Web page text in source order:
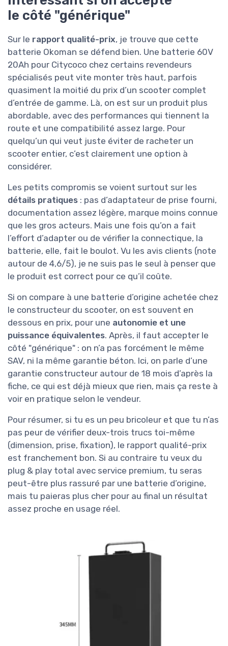
le côté "générique"
Sur le rapport qualité-prix, je trouve que cette
batterie Okoman se défend bien. Une batterie 60V
20Ah pour Citycoco chez certains revendeurs
spécialisés peut vite monter très haut, parfois
quasiment la moitié du prix d’un scooter complet
d’entrée de gamme. Là, on est sur un produit plus
abordable, avec des performances qui tiennent la
route et une compatibilité assez large. Pour
quelqu’un qui veut juste éviter de racheter un
scooter entier, c’est clairement une option à
considérer.
Les petits compromis se voient surtout sur les
détails pratiques : pas d’adaptateur de prise fourni,
documentation assez légère, marque moins connue
que les gros acteurs. Mais une fois qu’on a fait
l’effort d’adapter ou de vérifier la connectique, la
batterie, elle, fait le boulot. Vu les avis clients (note
autour de 4,6/5), je ne suis pas le seul à penser que
le produit est correct pour ce qu’il coûte.
Si on compare à une batterie d’origine achetée chez
le constructeur du scooter, on est souvent en
dessous en prix, pour une autonomie et une
puissance équivalentes. Après, il faut accepter le
côté "générique" : on n’a pas forcément le même
SAV, ni la même garantie béton. Ici, on parle d’une
garantie constructeur autour de 18 mois d’après la
fiche, ce qui est déjà mieux que rien, mais ça reste à
voir en pratique selon le vendeur.
Pour résumer, si tu es un peu bricoleur et que tu n’as
pas peur de vérifier deux-trois trucs toi-même
(dimension, prise, fixation), le rapport qualité-prix
est franchement bon. Si au contraire tu veux du
plug & play total avec service premium, tu seras
peut-être plus rassuré par une batterie d’origine,
mais tu paieras plus cher pour au final un résultat
assez proche en usage réel.